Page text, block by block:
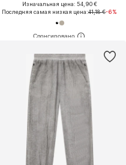
Изначальная цена: 54,90 €
Последняя самая низкая цена:41,18 €-6%